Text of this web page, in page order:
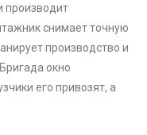
производит
снимает точную
производство и
окно
его привозят, а